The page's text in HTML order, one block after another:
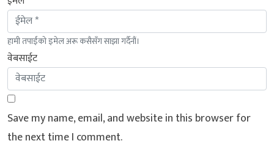
हामी तपाईंको इमेल अरू कसैसँग साझा गर्दैनौं।
वेबसाईट
Save my name, email, and website in this browser for
the next time I comment.